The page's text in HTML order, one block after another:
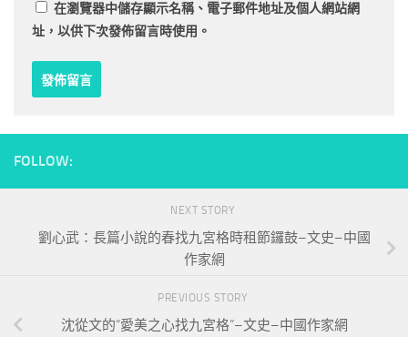
在瀏覽器中儲存顯示名稱、電子郵件地址及個人網站網
址，以供下次發佈留言時使用。
FOLLOW:
NEXT STORY
劉心武：長篇小說的春找九宮格時租節鑼鼓–文史–中國
作家網
PREVIOUS STORY
沈從文的“愛美之心找九宮格”–文史–中國作家網